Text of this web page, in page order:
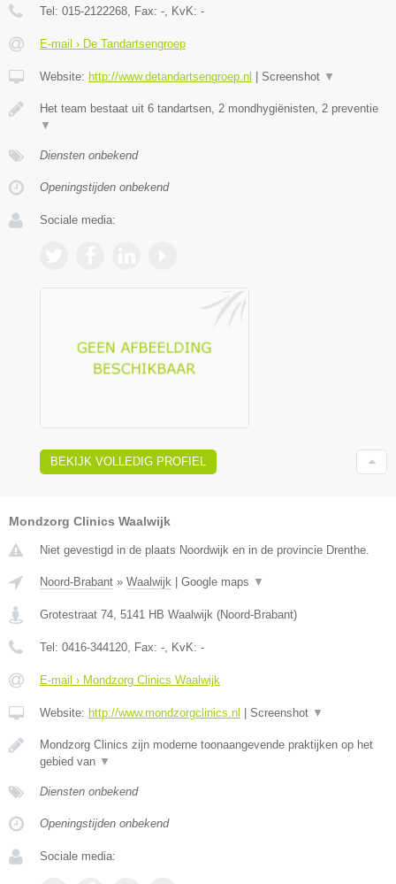
Tel: 015-2122268 , Fax: - , KvK: -
E-mail › De Tandartsengroep
Website: http://www.detandartsengroep.nl Screenshot ▼
Het team bestaat uit 6 tandartsen, 2 mondhygiënisten, 2 preventie
▼
Diensten onbekend
Openingstijden onbekend
Sociale media:
BEKIJK VOLLEDIG PROFIEL
Mondzorg Clinics Waalwijk
Niet gevestigd in de plaats Noordwijk en in de provincie Drenthe.
Noord-Brabant » Waalwijk | Google maps ▼
Grotestraat 74 5141 HB Waalwijk (Noord-Brabant)
Tel: 0416-344120 , Fax: - , KvK: -
E-mail › Mondzorg Clinics Waalwijk
Website: http://www.mondzorgclinics.nl | Screenshot ▼
Mondzorg Clinics zijn moderne toonaangevende praktijken op het
gebied van ▼
Diensten onbekend
Openingstijden onbekend
Sociale media: